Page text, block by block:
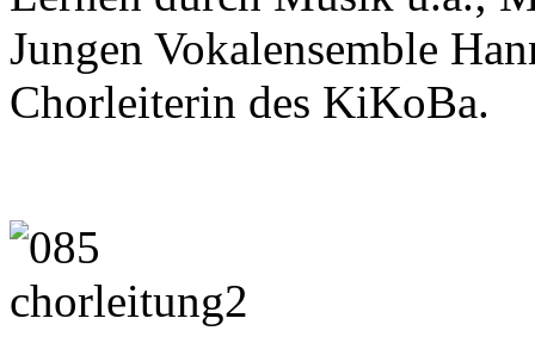
Jungen Vokalensemble
Chorleiterin des KiKoBa.